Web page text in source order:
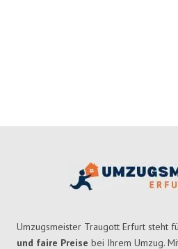
Umzugsmeister Traugott Erfurt steht
und faire Preise bei Ihrem Umzug.